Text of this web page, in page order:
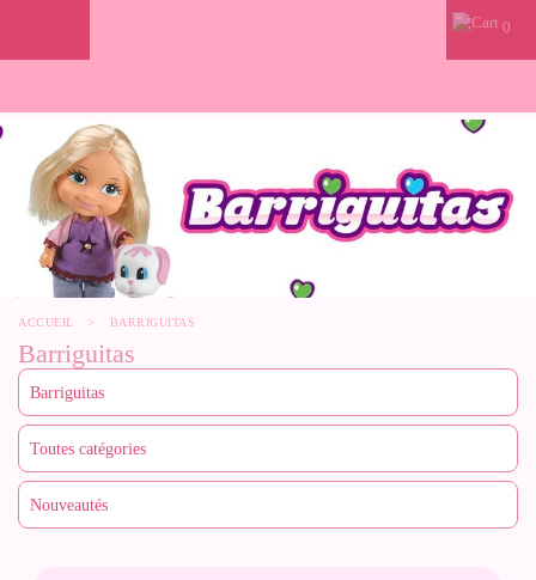
0
ACCUEIL > BARRIGUITAS
Barriguitas